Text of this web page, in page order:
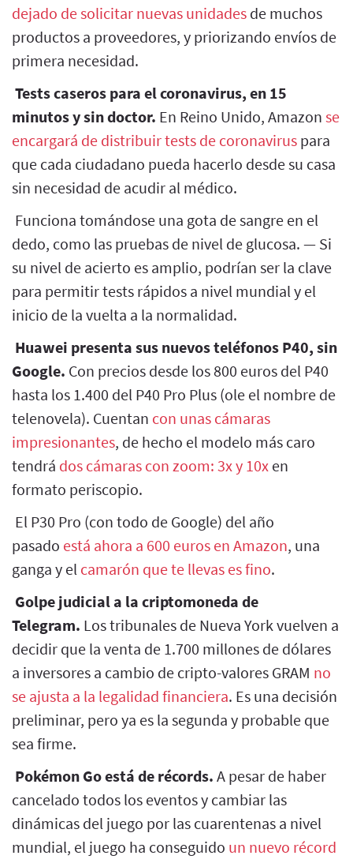
dejado de solicitar nuevas unidades de muchos
productos a proveedores, y priorizando envíos de
primera necesidad.
Tests caseros para el coronavirus, en 15
minutos y sin doctor. En Reino Unido, Amazon se
encargará de distribuir tests de coronavirus para
que cada ciudadano pueda hacerlo desde su casa
sin necesidad de acudir al médico.
Funciona tomándose una gota de sangre en el
dedo, como las pruebas de nivel de glucosa. — Si
su nivel de acierto es amplio, podrían ser la clave
para permitir tests rápidos a nivel mundial y el
inicio de la vuelta a la normalidad.
Huawei presenta sus nuevos teléfonos P40, sin
Google. Con precios desde los 800 euros del P40
hasta los 1.400 del P40 Pro Plus (ole el nombre de
telenovela). Cuentan con unas cámaras
impresionantes, de hecho el modelo más caro
tendrá dos cámaras con zoom: 3x y 10x en
formato periscopio.
El P30 Pro (con todo de Google) del año
pasado está ahora a 600 euros en Amazon, una
ganga y el camarón que te llevas es fino.
Golpe judicial a la criptomoneda de
Telegram. Los tribunales de Nueva York vuelven a
decidir que la venta de 1.700 millones de dólares
a inversores a cambio de cripto-valores GRAM no
se ajusta a la legalidad financiera. Es una decisión
preliminar, pero ya es la segunda y probable que
sea firme.
Pokémon Go está de récords. A pesar de haber
cancelado todos los eventos y cambiar las
dinámicas del juego por las cuarentenas a nivel
mundial, el juego ha conseguido un nuevo récord